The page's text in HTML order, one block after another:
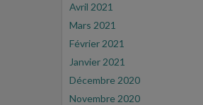
Avril 2021
Mars 2021
Février 2021
Janvier 2021
Décembre 2020
Novembre 2020